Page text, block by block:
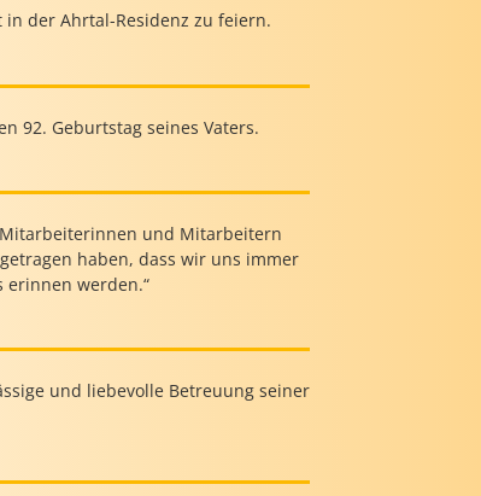
der Ahrtal-Residenz zu feiern.
92. Geburtstag seines Vaters.
und Mitarbeitern
haben, dass wir uns immer
erinnen werden.“
und liebevolle Betreuung seiner